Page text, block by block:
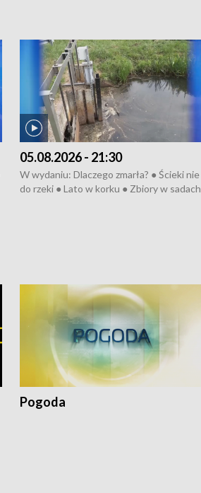
05.08.2026 - 21:30
W wydaniu: Dlaczego zmarła? ● Ścieki nie
do rzeki ● Lato w korku ● Zbiory w sadach
Pogoda